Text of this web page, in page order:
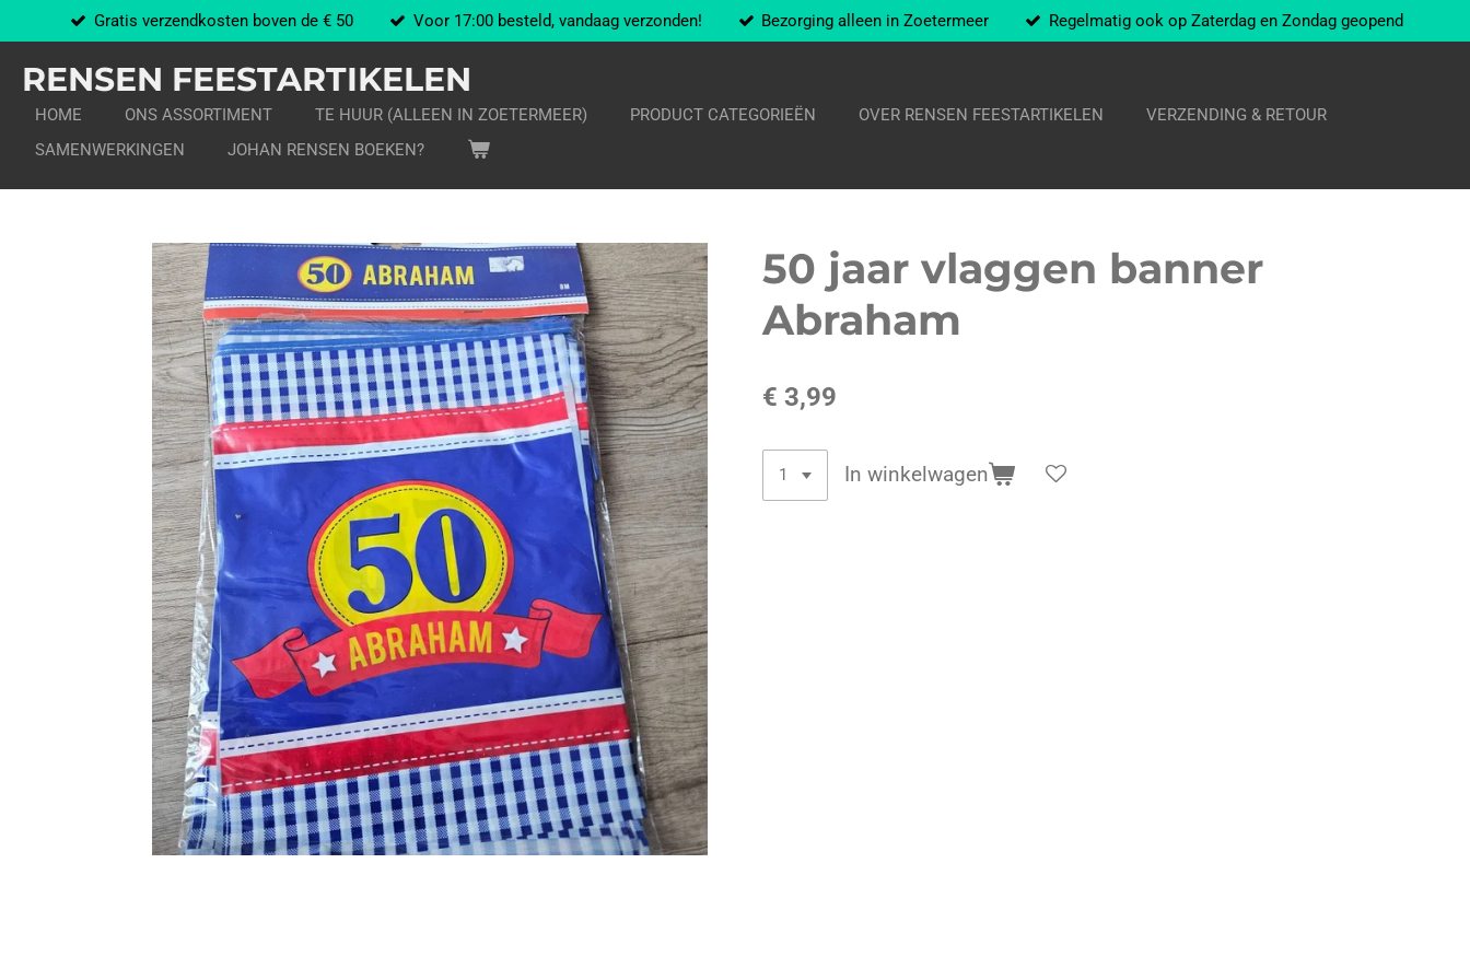
direct
naar
de
hoofdinhoud
Gratis verzendkosten boven de € 50 Voor 17:00 besteld, vandaag verzonden! Bezorging alleen in Zoetermeer Regelmatig ook op Zaterdag en Zondag geopend
RENSEN FEESTARTIKELEN
HOME ONS ASSORTIMENT TE HUUR (ALLEEN IN ZOETERMEER) PRODUCT CATEGORIEËN OVER RENSEN FEESTARTIKELEN
VERZENDING & RETOUR
SAMENWERKINGEN
JOHAN RENSEN BOEKEN?
50 jaar vlaggen banner
Abraham
€ 3,99
In winkelwagen